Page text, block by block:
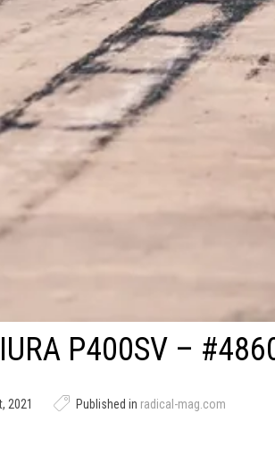
P400SV –
2021 Published in radical-mag.com